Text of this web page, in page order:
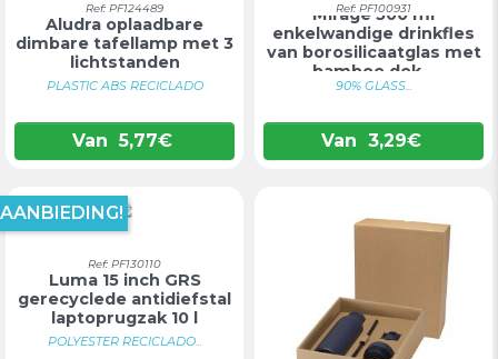
Ref: PF124489
Aludra oplaadbare
dimbare tafellamp met 3
lichtstanden
PLASTIC ABS RECICLADO
Van 5,77€
Ref: PF100931
Mirage 500 ml
enkelwandige drinkfles
van borosilicaatglas met
bamboe dek...
90% GLASS...
Van 3,29€
Ref: PF130110
Luma 15 inch GRS
gerecyclede antidiefstal
laptoprugzak 10 l
POLYESTER RECICLADO...
AANBIEDING!